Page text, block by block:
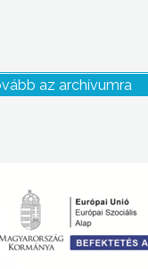
az archívumra